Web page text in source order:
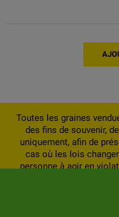
Toutes les graines
des fins de souvenir,
uniquement, afin de
cas où les lois
personne à agir en